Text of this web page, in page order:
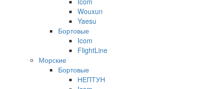
Wouxun
Yaesu
Бортовые
Icom
FlightLine
Морские
Бортовые
НЕПТУН